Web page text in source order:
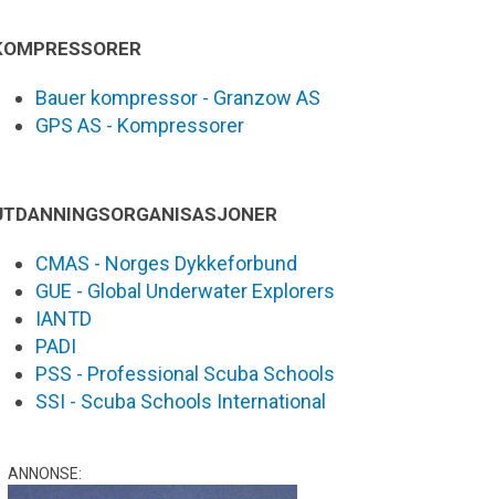
Bauer kompressor - Granzow AS
GPS AS - Kompressorer
CMAS - Norges Dykkeforbund
GUE - Global Underwater Explorers
IANTD
PADI
PSS - Professional Scuba Schools
SSI - Scuba Schools International
ANNONSE: